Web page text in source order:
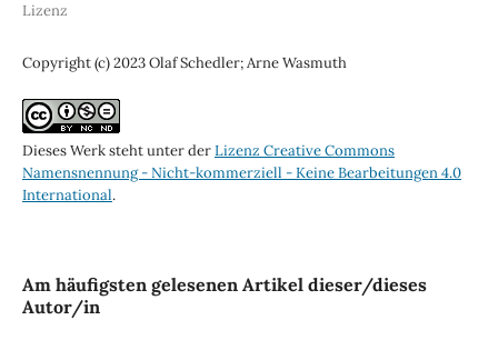
Lizenz
Copyright (c) 2023 Olaf Schedler; Arne Wasmuth
Dieses Werk steht unter derLizenz Creative Commons
Namensnennung - Nicht-kommerziell - Keine Bearbeitungen 4.0
International.
Am häufigsten gelesenen Artikel dieser/dieses
Autor/in